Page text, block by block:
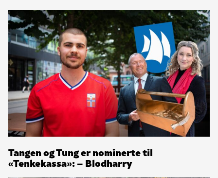
Tangen og Tung er nominerte til
«Tenkekassa»: – Blodharry